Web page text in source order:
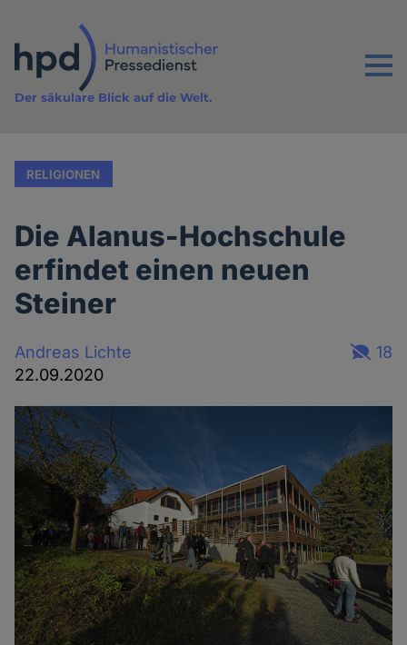
Inhalt
Menu
Der säkulare Blick auf die Welt.
RELIGIONEN
Die Alanus-Hochschule
erfindet einen neuen
Steiner
Andreas Lichte
22.09.2020
18